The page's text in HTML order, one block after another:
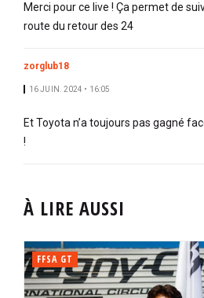
Merci pour ce live ! Ça permet de
route du retour des 24
zorglub18
16 JUIN. 2024 • 16:05
Et Toyota n’a toujours pas gagné
!
À LIRE AUSSI
FFSA GT